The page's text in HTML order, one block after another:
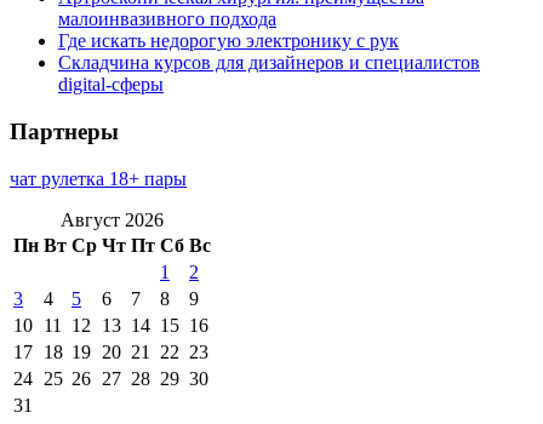
малоинвазивного подхода
Где искать недорогую электронику с рук
Складчина курсов для дизайнеров и специалистов
digital-сферы
Партнеры
чат рулетка 18+ пары
Август 2026
Пн Вт Ср Чт Пт Сб Вс
1
2
3
4 5 6 7 8
9
10 11 12 13 14 15 16
17 18 19 20 21 22 23
24 25 26 27 28 29 30
31